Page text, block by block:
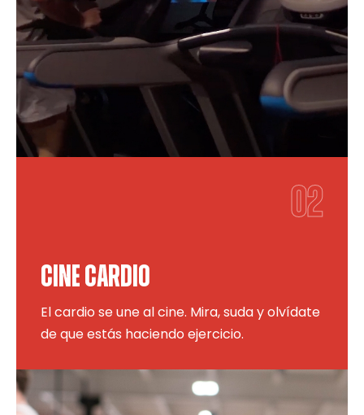
02
CINE CARDIO
El cardio se une al cine. Mira, suda y olvídate
de que estás haciendo ejercicio.